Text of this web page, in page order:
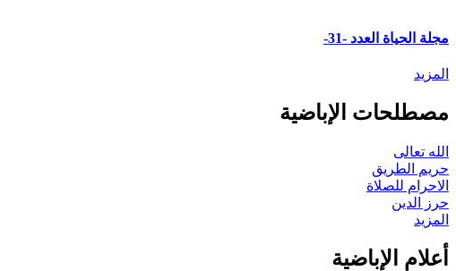
مجلة الحياة العدد -31-
المزيد
مصطلحات الإباضية
الله تعالى
حريم الطريق
الاحرام للصلاة
حرز الدين
المزيد
أعلام الإباضية